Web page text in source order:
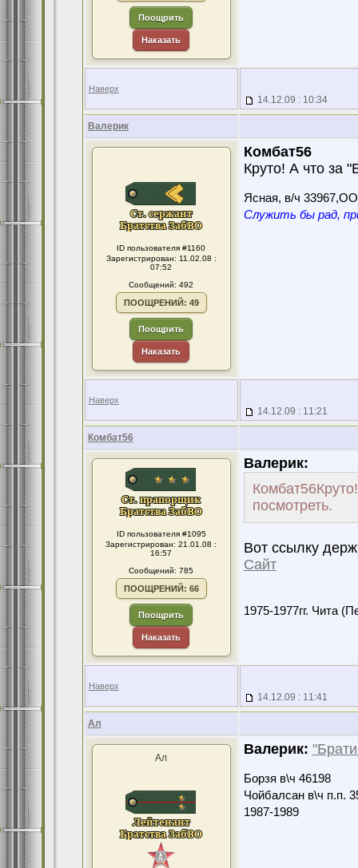
Поощрить
Наказать
Наверх
14.12.09 : 10:34
Валерик
ID пользователя #1160
Зарегистрирован: 11.02.08 :
07:52
Сообщений: 492
ПООЩРЕНИЙ: 49
Поощрить
Наказать
Комбат56
Круто! А что за
Ясная, в/ч
Служить бы рад,
Наверх
14.12.09 : 11:21
Комбат56
ID пользователя #1095
Зарегистрирован: 21.01.08 :
16:57
Сообщений: 785
ПООЩРЕНИЙ: 66
Поощрить
Наказать
Валерик:
посмотреть.
Вот ссылку
Сайт
1975-1977гг. Чита
Наверх
14.12.09 : 11:41
Ал
Ал
Валерик:
Борзя в\ч 46198
Чойбалсан в\ч п.п.
1987-1989